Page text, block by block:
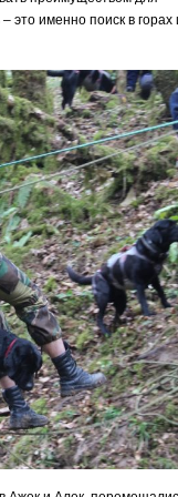
это именно поиск в горах